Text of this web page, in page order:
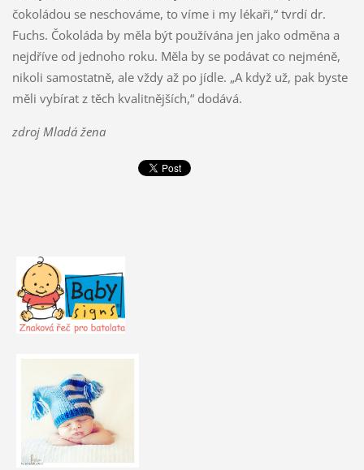
čokoládou se neschováme, to víme i my lékaři,“ tvrdí dr.
Fuchs. Čokoláda by měla být používána jen jako odměna a
nejdříve od jednoho roku. Měla by se podávat co nejméně,
nikoli samostatně, ale vždy až po jídle. „A když už, pak byste
měli vybírat z těch kvalitnějších,“ dodává.
zdroj Mladá žena